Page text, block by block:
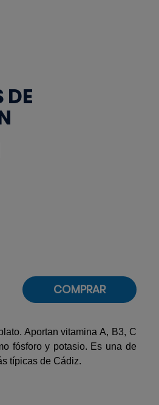
DE
COMPRAR
Aportan vitamina A, B3, C
fósforo y potasio. Es una de
típicas de Cádiz.